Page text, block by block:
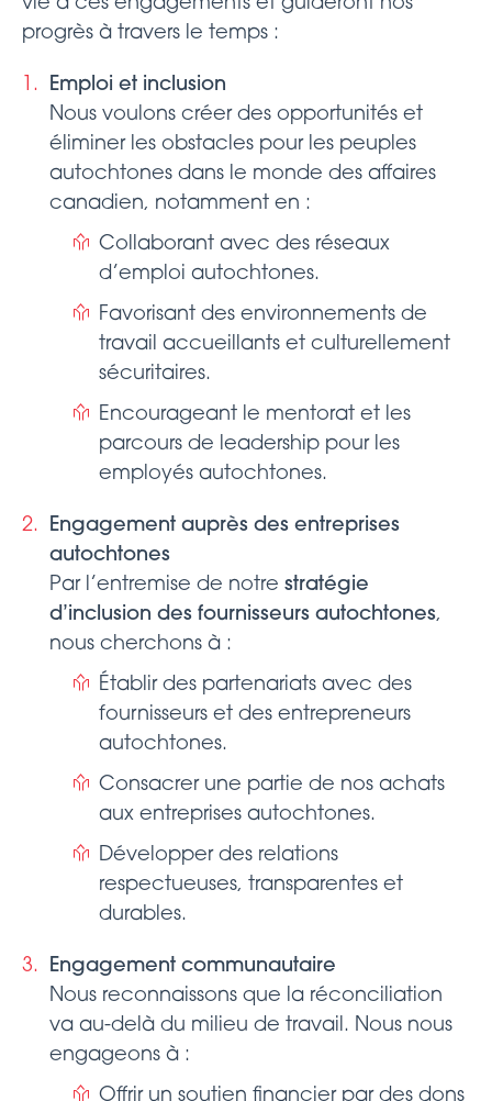
vie à ces engagements et guideront nos
progrès à travers le temps :
Emploi et inclusion
Nous voulons créer des opportunités et
éliminer les obstacles pour les peuples
autochtones dans le monde des affaires
canadien, notamment en :
Collaborant avec des réseaux
d’emploi autochtones.
Favorisant des environnements de
travail accueillants et culturellement
sécuritaires.
Encourageant le mentorat et les
parcours de leadership pour les
employés autochtones.
Engagement auprès des entreprises
autochtones
Par l’entremise de notre stratégie
d’inclusion des fournisseurs autochtones,
nous cherchons à :
Établir des partenariats avec des
fournisseurs et des entrepreneurs
autochtones.
Consacrer une partie de nos achats
aux entreprises autochtones.
Développer des relations
respectueuses, transparentes et
durables.
Engagement communautaire
Nous reconnaissons que la réconciliation
va au-delà du milieu de travail. Nous nous
engageons à :
Offrir un soutien financier par des dons